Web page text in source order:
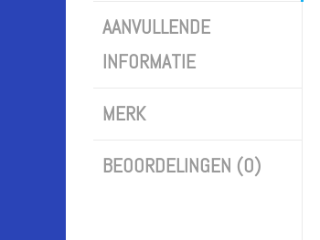
AANVULLENDE
INFORMATIE
MERK
BEOORDELINGEN (0)